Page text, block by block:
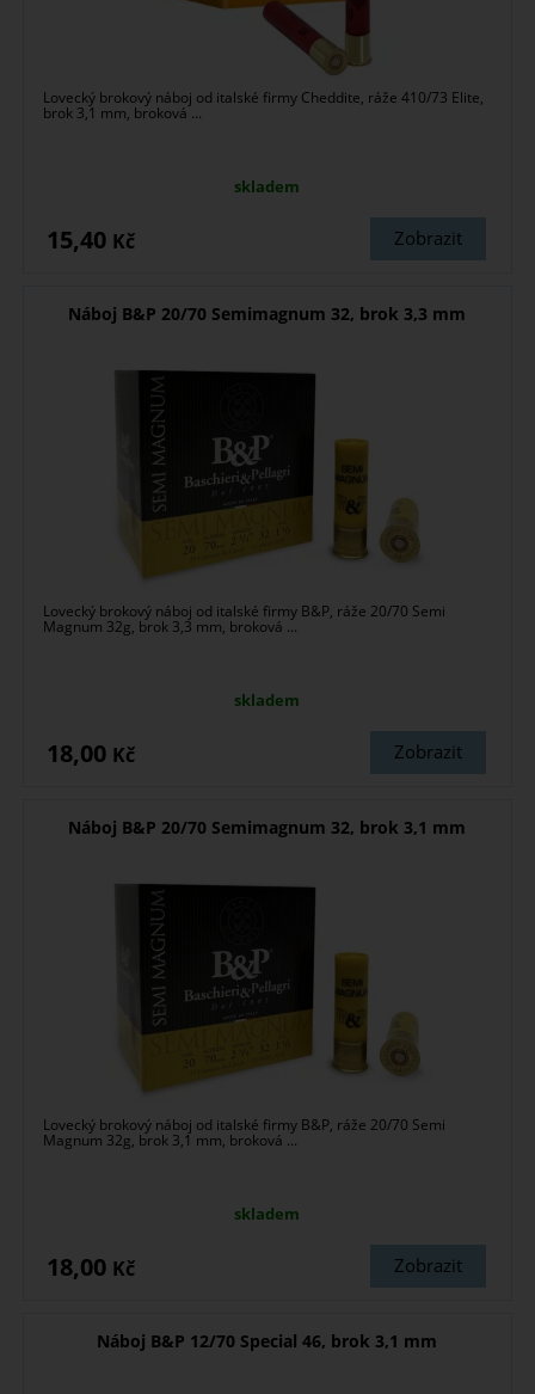
Lovecký brokový náboj od italské firmy Cheddite, ráže 410/73 Elite,
brok 3,1 mm, broková ...
skladem
Zobrazit
15,40 Kč
Náboj B&P 20/70 Semimagnum 32, brok 3,3 mm
Lovecký brokový náboj od italské firmy B&P, ráže 20/70 Semi
Magnum 32g, brok 3,3 mm, broková ...
skladem
Zobrazit
18,00 Kč
Náboj B&P 20/70 Semimagnum 32, brok 3,1 mm
Lovecký brokový náboj od italské firmy B&P, ráže 20/70 Semi
Magnum 32g, brok 3,1 mm, broková ...
skladem
Zobrazit
18,00 Kč
Náboj B&P 12/70 Special 46, brok 3,1 mm